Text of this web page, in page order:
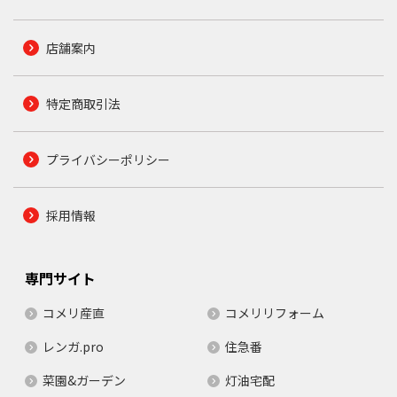
店舗案内
特定商取引法
プライバシーポリシー
採用情報
専門サイト
コメリ産直
コメリリフォーム
レンガ.pro
住急番
菜園&ガーデン
灯油宅配